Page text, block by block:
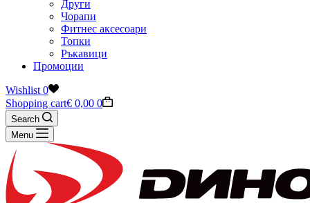
Други
Чорапи
Фитнес аксесоари
Топки
Ръкавици
Промоции
Wishlist 0
Shopping cart€ 0,00 0
Search
Menu